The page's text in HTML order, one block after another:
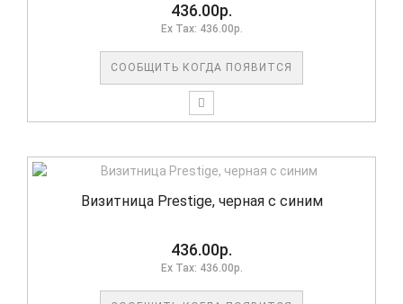
436.00р.
Ex Tax: 436.00р.
СООБЩИТЬ КОГДА ПОЯВИТСЯ
Визитница Prestige, черная с синим
436.00р.
Ex Tax: 436.00р.